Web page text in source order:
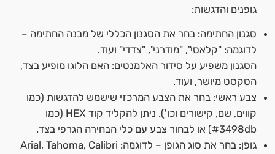
גופנים והדגשות:
סגנון החתימה: בחר את הסגנון הכללי של מבנה החתימה –
לדוגמה: "קלאסי", "מודרני", "צדדי" ועוד.
הסגנון משפיע על סידור האלמנטים: האם הלוגו מופיע בצד,
הטקסט מיושר, ועוד.
צבע ראשי: בחר את הצבע המרכזי שישמש להדגשות (כמו
קווים, שם, קישורים וכו'). ניתן להקליד קוד HEX (כמו
#3498db) או לבחור צבע עם כלי הבחירה הגרפי בצד.
גופן: בחר את סוג הגופן – לדוגמה: Arial, Tahoma, Calibri